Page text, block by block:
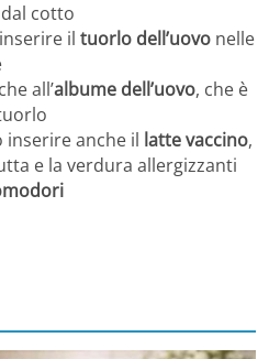
cotto
il tuorlo dell’uovo nelle
all’albume dell’uovo, che è
inserire anche il latte vaccino,
e la verdura allergizzanti